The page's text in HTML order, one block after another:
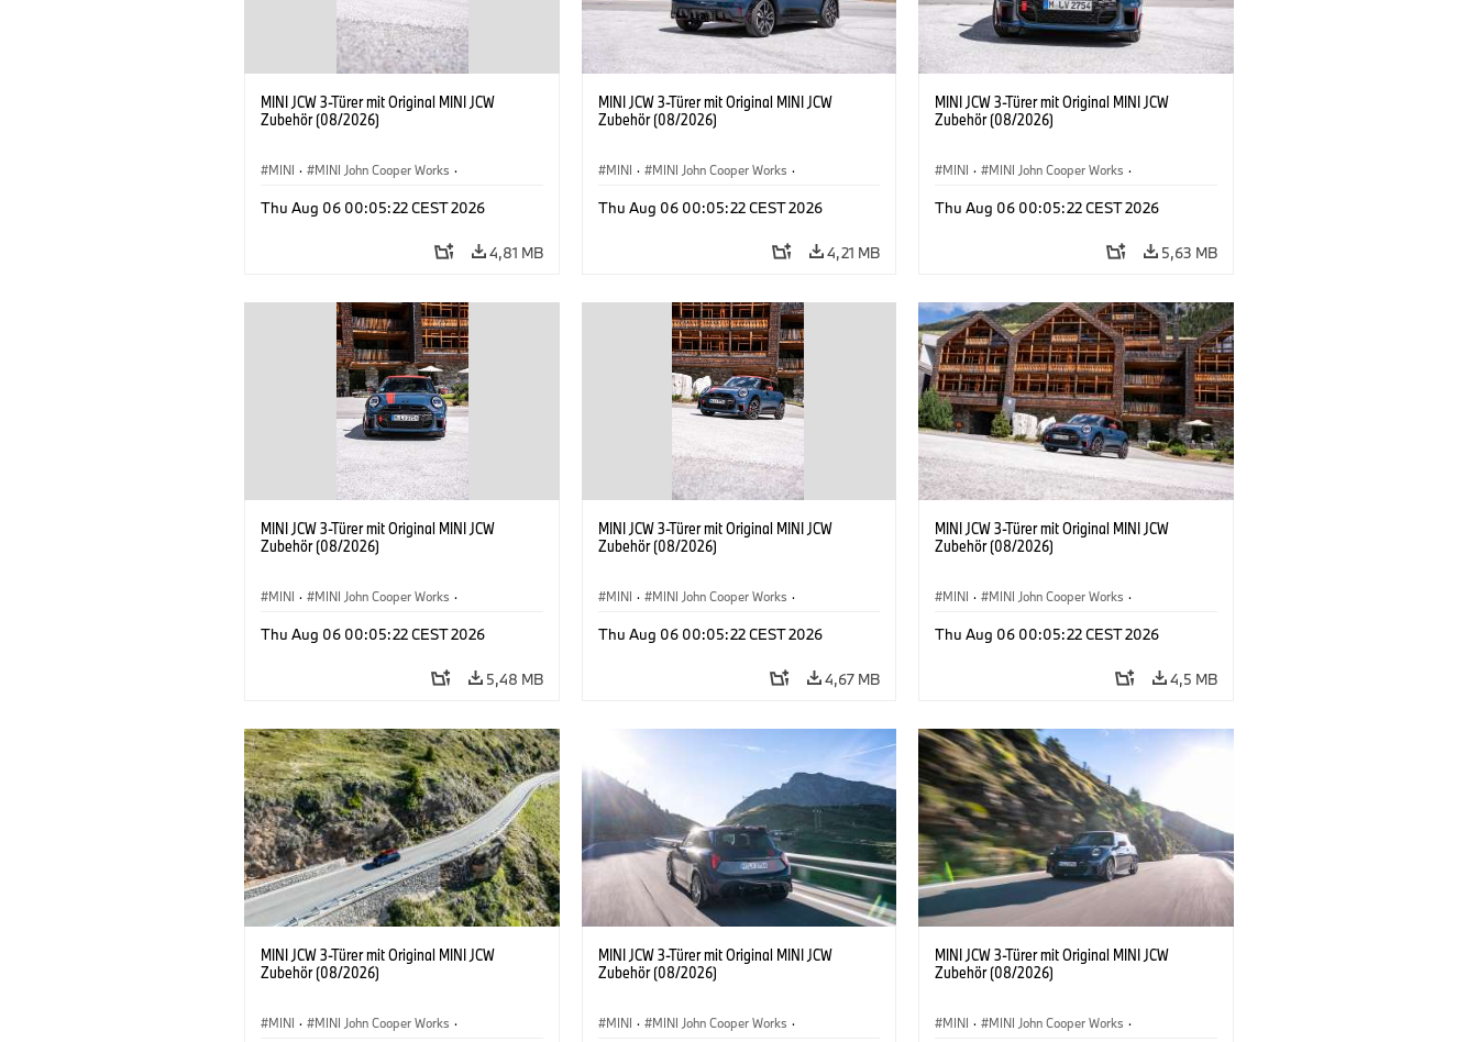
MINI JCW 3-Türer mit Original MINI JCW
Zubehör (08/2026)
MINI · MINI John Cooper Works ·
Sonderausstattungen, Zubehör
Thu Aug 06 00:05:22 CEST 2026
4,81 MB
MINI JCW 3-Türer mit Original MINI JCW
Zubehör (08/2026)
MINI · MINI John Cooper Works ·
Sonderausstattungen, Zubehör
Thu Aug 06 00:05:22 CEST 2026
4,21 MB
MINI JCW 3-Türer mit Original MINI JCW
Zubehör (08/2026)
MINI · MINI John Cooper Works ·
Sonderausstattungen, Zubehör
Thu Aug 06 00:05:22 CEST 2026
5,63 MB
MINI JCW 3-Türer mit Original MINI JCW
Zubehör (08/2026)
MINI · MINI John Cooper Works ·
Sonderausstattungen, Zubehör
Thu Aug 06 00:05:22 CEST 2026
5,48 MB
MINI JCW 3-Türer mit Original MINI JCW
Zubehör (08/2026)
MINI · MINI John Cooper Works ·
Sonderausstattungen, Zubehör
Thu Aug 06 00:05:22 CEST 2026
4,67 MB
MINI JCW 3-Türer mit Original MINI JCW
Zubehör (08/2026)
MINI · MINI John Cooper Works ·
Sonderausstattungen, Zubehör
Thu Aug 06 00:05:22 CEST 2026
4,5 MB
MINI JCW 3-Türer mit Original MINI JCW
Zubehör (08/2026)
MINI · MINI John Cooper Works ·
MINI JCW 3-Türer mit Original MINI JCW
Zubehör (08/2026)
MINI · MINI John Cooper Works ·
MINI JCW 3-Türer mit Original MINI JCW
Zubehör (08/2026)
MINI · MINI John Cooper Works ·